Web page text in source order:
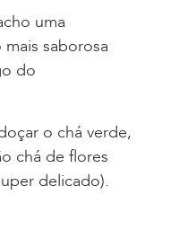
uma
saborosa
do
o chá verde,
chá de flores
delicado).